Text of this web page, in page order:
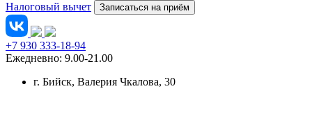
Налоговый вычет Записаться на приём
+7 930 333-18-94
Ежедневно: 9.00-21.00
г. Бийск, Валерия Чкалова, 30